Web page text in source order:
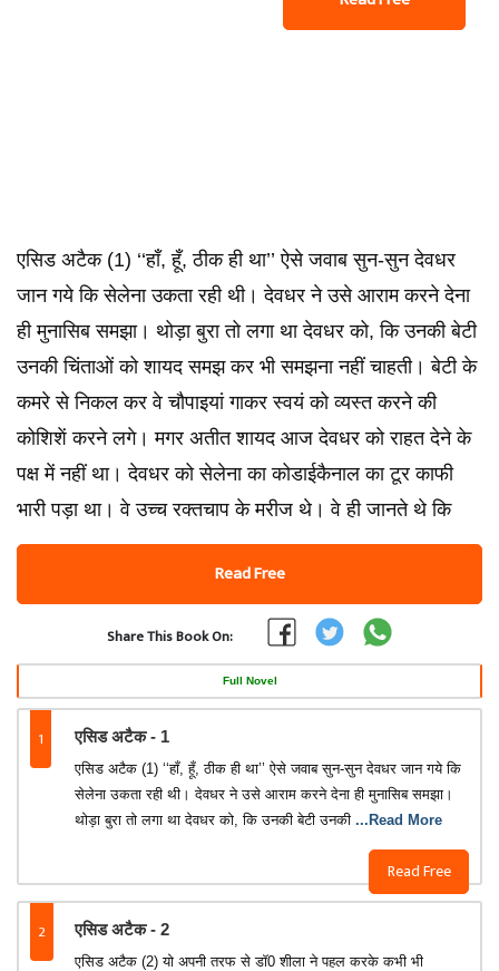
एसिड अटैक (1) ‘‘हाँ, हूँ, ठीक ही था’’ ऐसे जवाब सुन-सुन देवधर
जान गये कि सेलेना उकता रही थी। देवधर ने उसे आराम करने देना
ही मुनासिब समझा। थोड़ा बुरा तो लगा था देवधर को, कि उनकी बेटी
उनकी चिंताओं को शायद समझ कर भी समझना नहीं चाहती। बेटी के
कमरे से निकल कर वे चौपाइयां गाकर स्वयं को व्यस्त करने की
कोशिशें करने लगे। मगर अतीत शायद आज देवधर को राहत देने के
पक्ष में नहीं था। देवधर को सेलेना का कोडाईकैनाल का टूर काफी
भारी पड़ा था। वे उच्च रक्तचाप के मरीज थे। वे ही जानते थे कि
Read Free
Share This Book On:
Full Novel
1 एसिड अटैक - 1
Read Free
एसिड अटैक (1) ‘‘हाँ, हूँ, ठीक ही था’’ ऐसे जवाब सुन-सुन देवधर जान गये कि
सेलेना उकता रही थी। देवधर ने उसे आराम करने देना ही मुनासिब समझा।
थोड़ा बुरा तो लगा था देवधर को, कि उनकी बेटी उनकी ...Read More
2 एसिड अटैक - 2
एसिड अटैक (2) यो अपनी तरफ से डॉ0 शीला ने पहल करके कभी भी